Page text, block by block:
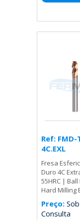
Ref: FMD-
4C.EXL
Fresa
Duro 4C
55HRC | Ball
Hard Milling
Preço: Sob
Consulta